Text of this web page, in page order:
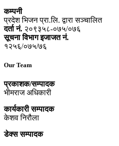
कम्पनी
प्रदेश भिजन प्रा.लि. द्वारा सञ्‍चालित
दर्ता नं. २०९३५८-०७५/०७६
सूचना विभाग इजाजत नं.
१२५६/०७५/७६
Our Team
प्रकाशक/सम्पादक
भीमराज अधिकारी
कार्यकारी सम्पादक
केशव निरौला
डेक्स सम्पादक